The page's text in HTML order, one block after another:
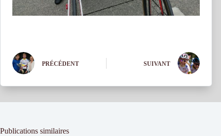
PRÉCÉDENT SUIVANT
Publications similaires